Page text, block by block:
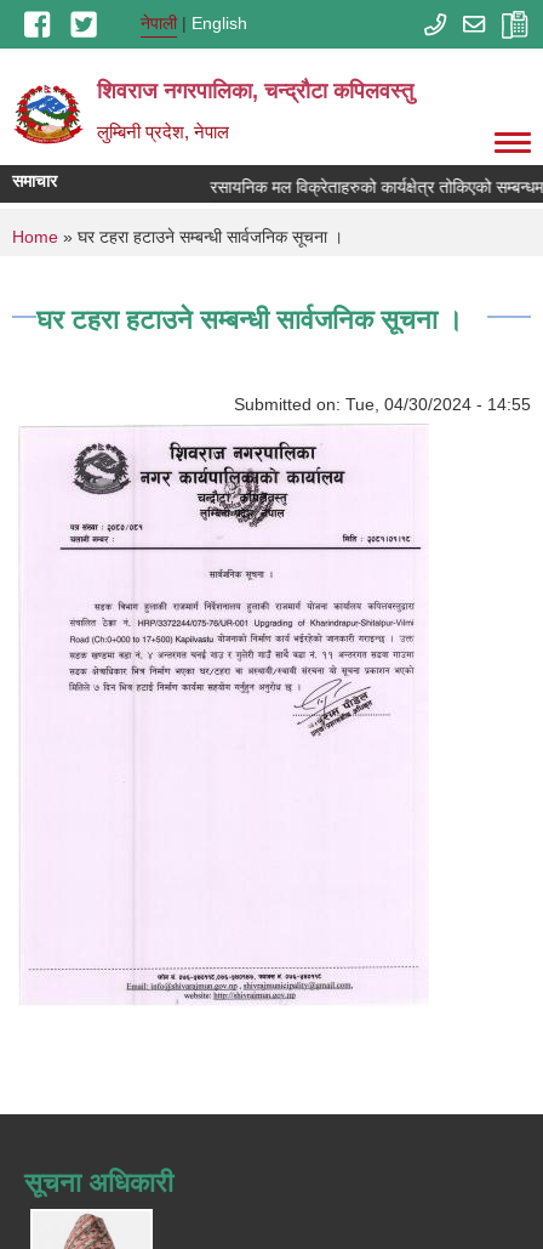
Skip to main contentनेपाली English
शिवराज नगरपालिका, चन्द्राैटा कपिलवस्तु
लुम्बिनी प्रदेश, नेपाल
समाचार रसायनिक मल विक्रेताहरुको कार्यक्षेत्र तोकिएको
You are here
Home » घर टहरा हटाउने सम्बन्धी सार्वजनिक सूचना ।
घर टहरा हटाउने सम्बन्धी सार्वजनिक सूचना ।
Submitted on: Tue, 04/30/2024 - 14:55
सूचना अधिकारी